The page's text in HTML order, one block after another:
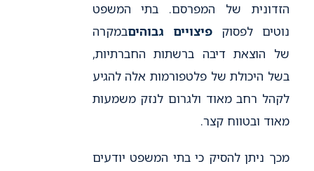
הזדונית של המפרסם. בתי המשפט
נוטים לפסוקפיצויים גבוהיםבמקרה
של הוצאת דיבה ברשתות החברתיות,
בשל היכולת של פלטפורמות אלה להגיע
לקהל רחב מאוד ולגרום לנזק משמעות
מאוד ובטווח קצר.
מכך ניתן להסיק כי בתי המשפט יודעים